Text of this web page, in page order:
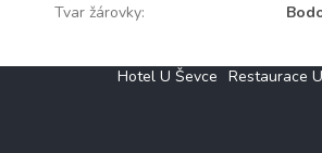
Tvar žárovky:
Hotel U Ševce Restaurace